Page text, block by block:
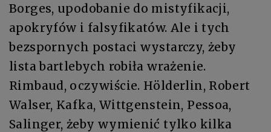
Borges, upodobanie do mistyfikacji,
apokryfów i falsyfikatów. Ale i tych
bezspornych postaci wystarczy, żeby
lista bartlebych robiła wrażenie.
Rimbaud, oczywiście. Hölderlin, Robert
Walser, Kafka, Wittgenstein, Pessoa,
Salinger, żeby wymienić tylko kilka